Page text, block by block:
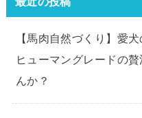
【馬肉自然づくり】愛
ヒューマングレードの
んか？